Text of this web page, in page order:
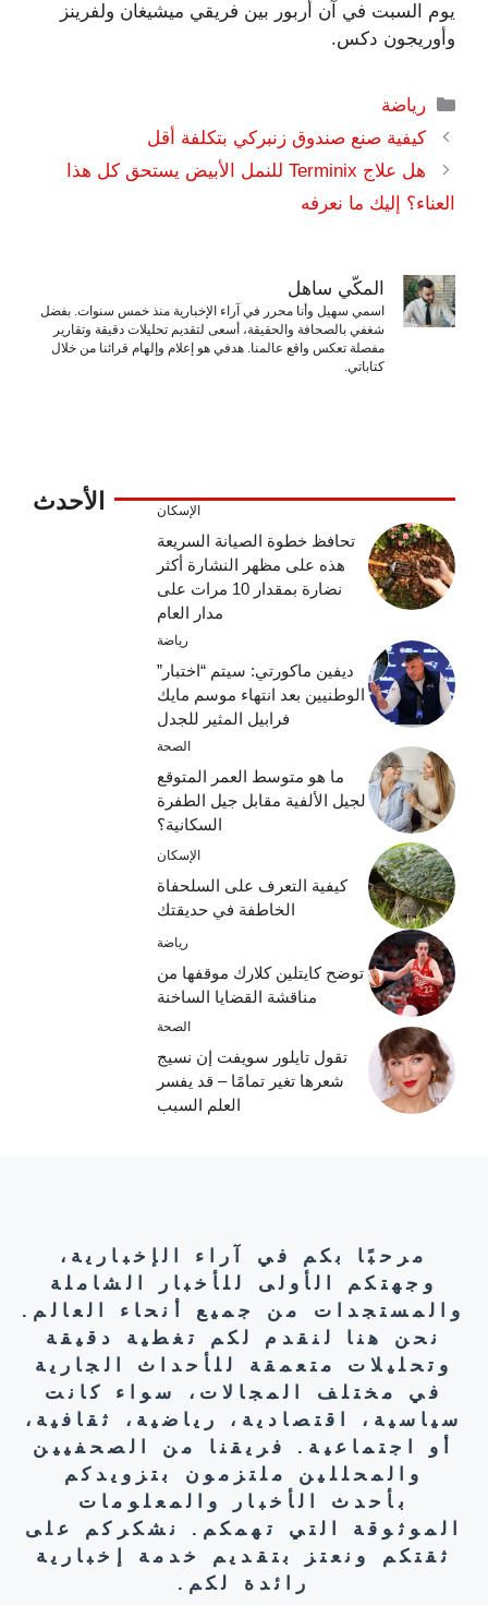
يوم السبت في آن أربور بين فريقي ميشيغان ولفرينز
وأوريجون دكس.
التصنيفات
رياضة
كيفية صنع صندوق زنبركي بتكلفة أقل
هل علاج Terminix للنمل الأبيض يستحق كل هذا
العناء؟ إليك ما نعرفه
المكّي ساهل
اسمي سهيل وأنا محرر في آراء الإخبارية منذ خمس سنوات. بفضل
شغفي بالصحافة والحقيقة، أسعى لتقديم تحليلات دقيقة وتقارير
مفصلة تعكس واقع عالمنا. هدفي هو إعلام وإلهام قرائنا من خلال
كتاباتي.
الأحدث الإسكان
تحافظ خطوة الصيانة السريعة
هذه على مظهر النشارة أكثر
نضارة بمقدار 10 مرات على
مدار العام
رياضة
ديفين ماكورتي: سيتم “اختبار”
الوطنيين بعد انتهاء موسم مايك
فرابيل المثير للجدل
الصحة
ما هو متوسط ​​العمر المتوقع
لجيل الألفية مقابل جيل الطفرة
السكانية؟
الإسكان
كيفية التعرف على السلحفاة
الخاطفة في حديقتك
رياضة
توضح كايتلين كلارك موقفها من
مناقشة القضايا الساخنة
الصحة
تقول تايلور سويفت إن نسيج
شعرها تغير تمامًا – قد يفسر
العلم السبب
مرحبًا بكم في آراء الإخبارية،
وجهتكم الأولى للأخبار الشاملة
والمستجدات من جميع أنحاء العالم.
نحن هنا لنقدم لكم تغطية دقيقة
وتحليلات متعمقة للأحداث الجارية
في مختلف المجالات، سواء كانت
سياسية، اقتصادية، رياضية، ثقافية،
أو اجتماعية. فريقنا من الصحفيين
والمحللين ملتزمون بتزويدكم
بأحدث الأخبار والمعلومات
الموثوقة التي تهمكم. نشكركم على
ثقتكم ونعتز بتقديم خدمة إخبارية
رائدة لكم.